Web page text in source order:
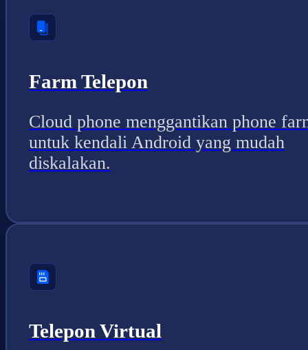
Farm Telepon
Cloud phone menggantikan phone
untuk kendali Android yang mudah
diskalakan.
Telepon Virtual